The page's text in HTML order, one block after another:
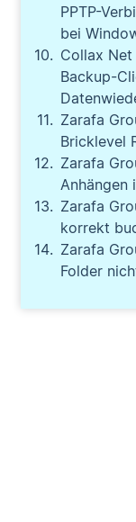
PPTP-
bei
Collax
Backup-
Zarafa
Bricklevel
Zarafa
Anhängen
Zarafa
korrekt
Zarafa
Folder